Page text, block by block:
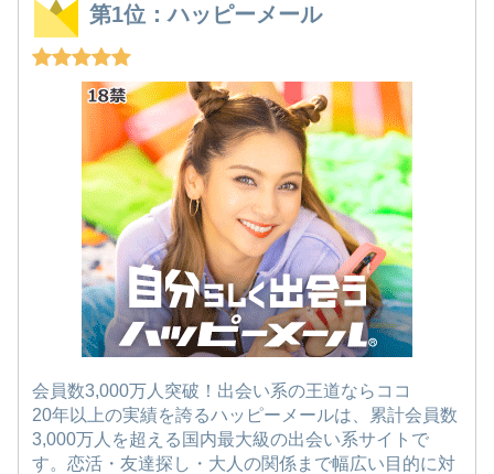
第1位：ハッピーメール
会員数3,000万人突破！出会い系の王道ならココ
20年以上の実績を誇るハッピーメールは、累計会員数
3,000万人を超える国内最大級の出会い系サイトで
す。恋活・友達探し・大人の関係まで幅広い目的に対